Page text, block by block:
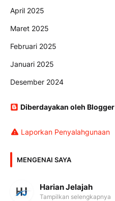
April 2025
Maret 2025
Februari 2025
Januari 2025
Desember 2024
Diberdayakan oleh Blogger
Laporkan Penyalahgunaan
MENGENAI SAYA
Harian Jelajah
Tampilkan selengkapnya